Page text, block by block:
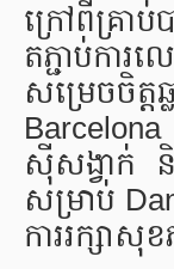
ក្រៅពីគ្រា
តភ្ជាប់កា
សម្រេចចិត្ត
ស៊ីសង្វាក់
សម្រាប់
ការរក្សាសុ